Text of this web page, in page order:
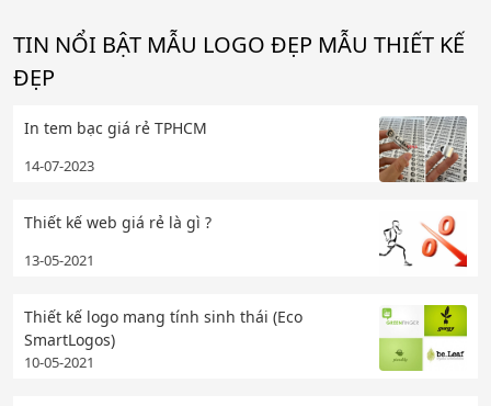
TIN NỔI BẬT MẪU LOGO ĐẸP MẪU THIẾT KẾ
ĐẸP
In tem bạc giá rẻ TPHCM
14-07-2023
Thiết kế web giá rẻ là gì ?
13-05-2021
Thiết kế logo mang tính sinh thái (Eco
SmartLogos)
10-05-2021